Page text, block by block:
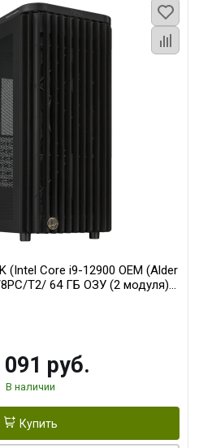
(Intel Core i9-12900 OEM (Alder
8PC/T2/ 64 ГБ ОЗУ (2 модуля)/
OC 16GB GDDR7 256bit 3xDP
руб.
В наличии
Купить